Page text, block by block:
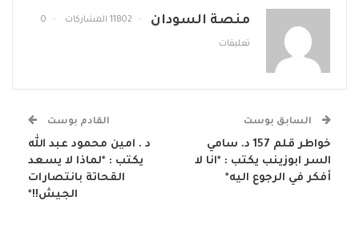
منصة السودان 11802 المشاركات 0
تعليقات
السابق بوست
خواطر قلم 157 د. سامي
السر ابوزينب يكتب : *انا لا
أفكر في الرجوع اليه*
القادم بوست
د . امين محمود عبد الله
يكتب : *لماذا لا يسعد
القحاتة بانتصارات
الجيش!!*